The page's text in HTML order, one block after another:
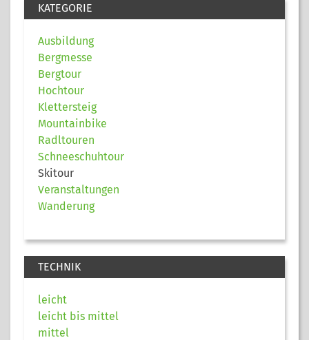
KATEGORIE
Ausbildung
Bergmesse
Bergtour
Hochtour
Klettersteig
Mountainbike
Radltouren
Schneeschuhtour
Skitour
Veranstaltungen
Wanderung
TECHNIK
leicht
leicht bis mittel
mittel